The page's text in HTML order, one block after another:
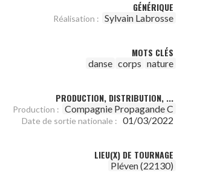
GÉNÉRIQUE
Réalisation : Sylvain Labrosse
MOTS CLÉS
danse corps nature
PRODUCTION, DISTRIBUTION, ...
Production : Compagnie Propagande C
Date de sortie nationale : 01/03/2022
LIEU(X) DE TOURNAGE
Pléven (22130)